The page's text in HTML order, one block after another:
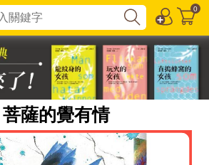
0
薩的覺有情